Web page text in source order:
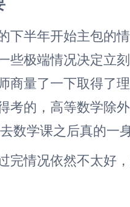
下半年开始主包的
些极端情况决定立
商量了一下取得了
考的，高等数学除外
去数学课之后真的一
完情况依然不太好